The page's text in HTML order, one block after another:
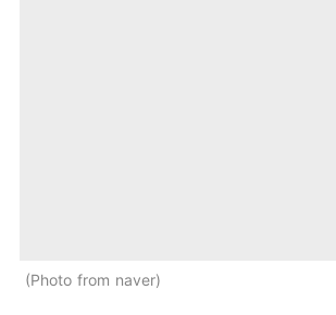
Photo from naver